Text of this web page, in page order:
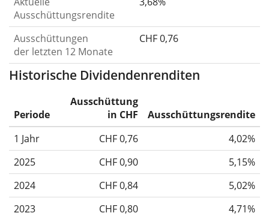
Ausschüttungsrendite
Ausschüttungen
der letzten 12 Monate
CHF 0,76
Historische Dividendenrenditen
Periode
Ausschüttung
in CHF
Ausschüttungsrendite
1 Jahr
CHF 0,76
4,02%
2025
CHF 0,90
5,15%
2024
CHF 0,84
5,02%
2023
CHF 0,80
4,71%